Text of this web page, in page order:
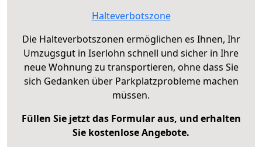
Halteverbotszone
Die Halteverbotszonen ermöglichen es Ihnen, Ihr
Umzugsgut in Iserlohn schnell und sicher in Ihre
neue Wohnung zu transportieren, ohne dass Sie
sich Gedanken über Parkplatzprobleme machen
müssen.
Füllen Sie jetzt das Formular aus, und erhalten
Sie kostenlose Angebote.